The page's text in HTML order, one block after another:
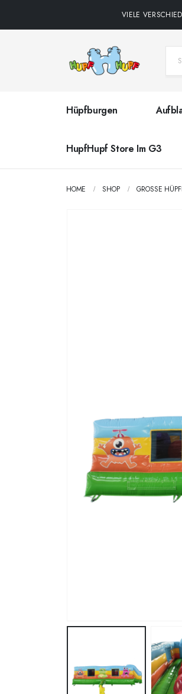
VIELE
Hüpfburgen
HupfHupf Store Im G3
HOME SHOP GROSSE